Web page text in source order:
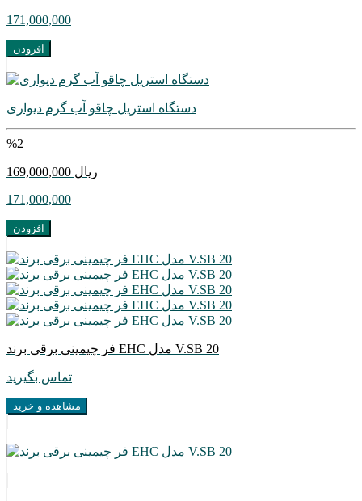
171,000,000
افزودن
دستگاه استریل چاقو آب گرم دیواری
%2
169,000,000 ريال
171,000,000
افزودن
فر چیمینی برقی برند EHC مدل V.SB 20
تماس بگیرید
مشاهده و خرید